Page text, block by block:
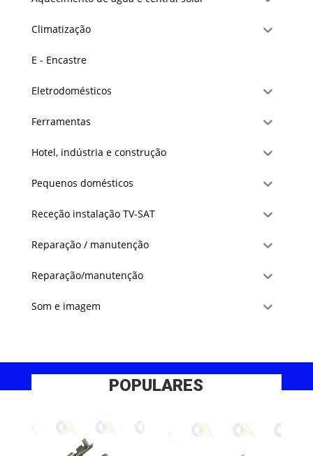
Climatização
E - Encastre
Eletrodomésticos
Ferramentas
Hotel, indústria e construção
Pequenos domésticos
Receção instalação TV-SAT
Reparação / manutenção
Reparação/manutenção
Som e imagem
POPULARES